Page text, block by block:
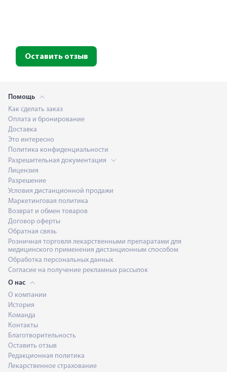
Оставить отзыв
Помощь
Как сделать заказ
Оплата и бронирование
Доставка
Это интересно
Политика конфиденциальности
Разрешительная документация
Лицензия
Разрешение
Условия дистанционной продажи
Маркетинговая политика
Возврат и обмен товаров
Договор оферты
Обратная связь
Розничная торговля лекарственными препаратами для
медицинского применения дистанционным способом
Обработка персональных данных
Согласие на получение рекламных рассылок
О нас
О компании
История
Команда
Контакты
Благотворительность
Оставить отзыв
Редакционная политика
Лекарственное страхование